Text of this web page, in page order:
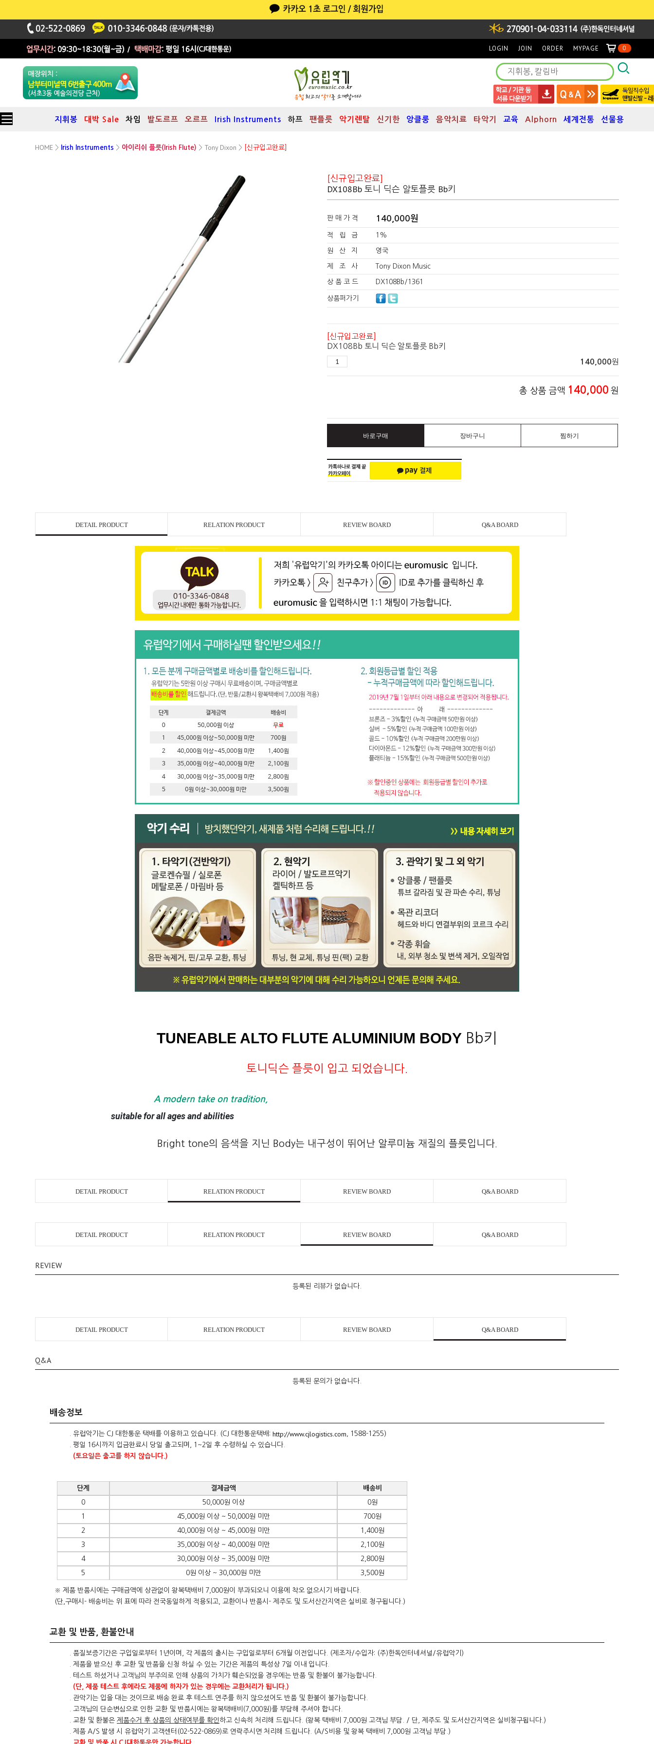
LOGIN JOIN ORDER MYPAGE 0
지휘봉 대박 Sale 차임 발도르프 오르프 Irish Instruments 하프 팬플릇 악기렌탈 신기한 앙클룽 음악치료 타악기 교육 Alphorn 세계전통 선물용
HOME > Irish Instruments > 아이리쉬 플릇(Irish Flute) > Tony Dixon > [신규입고완료]
[신규입고완료]
DX108Bb 토니 딕슨 알토플릇 Bb키
판 매 가 격 140,000원
적 립 금 1%
원 산 지 영국
제 조 사 Tony Dixon Music
상 품 코 드 DX108Bb/1361
상품퍼가기
[신규입고완료]
DX108Bb 토니 딕슨 알토플릇 Bb키
140,000원
총 상품 금액 140,000 원
바로구매 장바구니 찜하기
DETAIL PRODUCT RELATION PRODUCT REVIEW BOARD Q&A BOARD
TUNEABLE ALTO FLUTE ALUMINIUM BODY Bb키
토니딕슨 플릇이 입고 되었습니다.
A modern take on tradition,
suitable for all ages and abilities
Bright tone의 음색을 지닌 Body는 내구성이 뛰어난 알루미늄 재질의 플릇입니다.
DETAIL PRODUCT RELATION PRODUCT REVIEW BOARD Q&A BOARD
DETAIL PRODUCT RELATION PRODUCT REVIEW BOARD Q&A BOARD
REVIEW
등록된 리뷰가 없습니다.
DETAIL PRODUCT RELATION PRODUCT REVIEW BOARD Q&A BOARD
Q&A
등록된 문의가 없습니다.
배송정보
. 유럽악기는 CJ 대한통운 택배를 이용하고 있습니다. (CJ 대한통운택배: http://www.cjlogistics.com , 1588-1255)
. 평일 16시까지 입금완료시 당일 출고되며, 1~2일 후 수령하실 수 있습니다.
(토요일은 출고를 하지 않습니다.)
단계 결제금액 배송비
0 50,000원 이상 0원
1 45,000원 이상 ~ 50,000원 미만 700원
2 40,000원 이상 ~ 45,000원 미만 1,400원
3 35,000원 이상 ~ 40,000원 미만 2,100원
4 30,000원 이상 ~ 35,000원 미만 2,800원
5 0원 이상 ~ 30,000원 미만 3,500원
※ 제품 반품시에는 구매금액에 상관없이 왕복택배비 7,000원이 부과되오니 이용에 착오 없으시기 바랍니다.
(단,구매시- 배송비는 위 표에 따라 전국동일하게 적용되고, 교환이나 반품시- 제주도 및 도서산간지역은 실비로 청구됩니다.)
교환 및 반품, 환불안내
. 품질보증기간은 구입일로부터 1년이며, 각 제품의 출시는 구입일로부터 6개월 이전입니다. (제조자/수입자: (주)한독인터네셔널/유럽악기)
. 제품을 받으신 후 교환 및 반품을 신청 하실 수 있는 기간은 제품의 특성상 7일 이내 입니다.
. 테스트 하셨거나 고객님의 부주의로 인해 상품의 가치가 훼손되었을 경우에는 반품 및 환불이 불가능합니다.
(단, 제품 테스트 후에라도 제품에 하자가 있는 경우에는 교환처리가 됩니다.)
. 관악기는 입을 대는 것이므로 배송 완료 후 테스트 연주를 하지 않으셨어도 반품 및 환불이 불가능합니다.
. 고객님의 단순변심으로 인한 교환 및 반품시에는 왕복택배비(7,000원)를 부담해 주셔야 합니다.
. 교환 및 환불은 제품수거 후 상품의 상태여부를 확인 하고 신속히 처리해 드립니다. (왕복 택배비 7,000원 고객님 부담. / 단, 제주도 및 도서산간지역은 실비청구됩니다.)
. 제품 A/S 발생 시 유럽악기 고객센터(02-522-0869)로 연락주시면 처리해 드립니다. (A/S비용 및 왕복 택배비 7,000원 고객님 부담.)
교환 및 반품 시 CJ대한통운만 가능합니다.